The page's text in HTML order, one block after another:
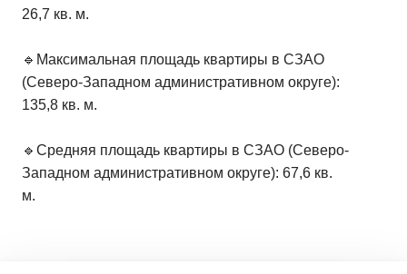
26,7 кв. м.
🔹Максимальная площадь квартиры в СЗАО
(Северо-Западном административном округе):
135,8 кв. м.
🔹Средняя площадь квартиры в СЗАО (Северо-
Западном административном округе): 67,6 кв.
м.